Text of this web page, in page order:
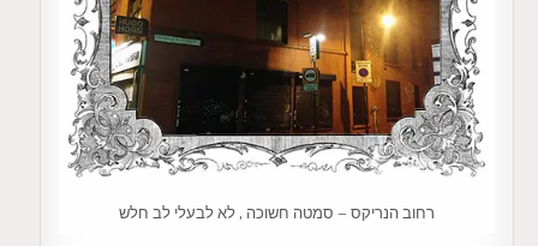
רחוב הנריקס – סמטה חשוכה , לא לבעלי לב חלש